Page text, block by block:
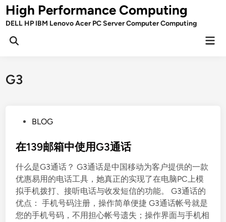
Skip
toHigh Performance Computing
DELL HP IBM Lenovo Acer PC Server Computer Computing
Open
G3
s
e
d
i
n
BLOG
在139邮箱中使用G3通话
什么是G3通话？ G3通话是中国移动为客户提供的一款
优惠易用的电话工具，她真正的实现了在电脑PC上模
拟手机拨打、接听电话与收发短信的功能。 G3通话的
优点： 手机号码注册，操作简单便捷 G3通话帐号就是
您的手机号码，不用担心帐号遗失；操作界面与手机相